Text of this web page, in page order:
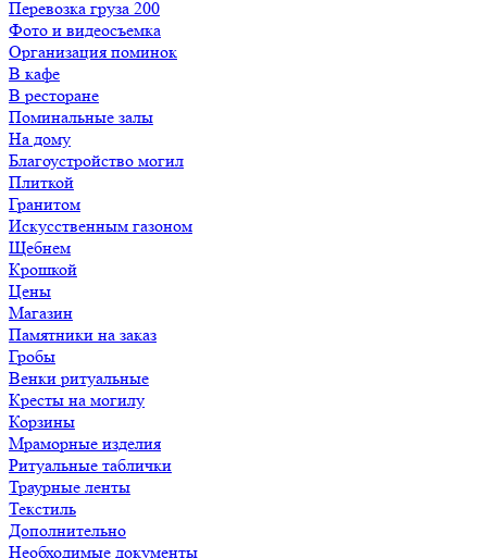
Перевозка груза 200
Фото и видеосъемка
Организация поминок
В кафе
В ресторане
Поминальные залы
На дому
Благоустройство могил
Плиткой
Гранитом
Искусственным газоном
Щебнем
Крошкой
Цены
Магазин
Памятники на заказ
Гробы
Венки ритуальные
Кресты на могилу
Корзины
Мраморные изделия
Ритуальные таблички
Траурные ленты
Текстиль
Дополнительно
Необходимые документы